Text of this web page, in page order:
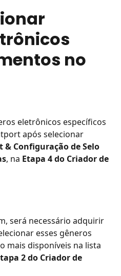
no
eletrônicos específicos
após selecionar
Configuração de Selo
, na Etapa 4 do Criador de
será necessário adquirir
esses gêneros
mais disponíveis na lista
2 do Criador de